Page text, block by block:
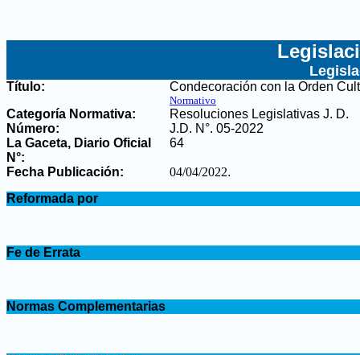
Título: Condecoración con la Orden
Normativo
Categoría Normativa:
Resoluciones Legislativas J. D.
Número:
J.D. N°. 05-2022
La Gaceta, Diario Oficial
N°:
64
Fecha Publicación: 04/04/2022.
Reformada por
Fe de Errata
Normas Complementarias